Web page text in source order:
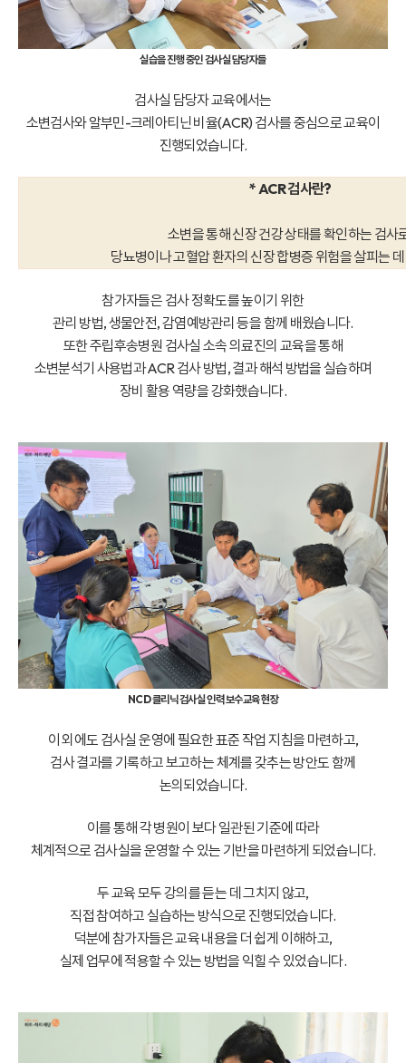
실습을 진행 중인 검사실 담당자들
검사실 담당자 교육에서는
소변검사와 알부민-크레아티닌 비율(ACR) 검사를 중심으로 교육이
진행되었습니다.
* ACR 검사란?
소변을 통해 신장 건강 상태를 확인하는 검사
당뇨병이나 고혈압 환자의 신장 합병증 위험을 살피는
참가자들은 검사 정확도를 높이기 위한
관리 방법, 생물안전, 감염예방관리 등을 함께 배웠습니다.
또한 주립후송병원 검사실 소속 의료진의 교육을 통해
소변분석기 사용법과 ACR 검사 방법, 결과 해석 방법을 실습하며
장비 활용 역량을 강화했습니다.
NCD 클리닉 검사실 인력 보수교육 현장
이 외에도 검사실 운영에 필요한 표준 작업 지침을 마련하고,
검사 결과를 기록하고 보고하는 체계를 갖추는 방안도 함께
논의되었습니다.
이를 통해 각 병원이 보다 일관된 기준에 따라
체계적으로 검사실을 운영할 수 있는 기반을 마련하게 되었습니다.
두 교육 모두 강의를 듣는 데 그치지 않고,
직접 참여하고 실습하는 방식으로 진행되었습니다.
덕분에 참가자들은 교육 내용을 더 쉽게 이해하고,
실제 업무에 적용할 수 있는 방법을 익힐 수 있었습니다.